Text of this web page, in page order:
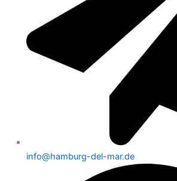
info@hamburg-del-mar.de